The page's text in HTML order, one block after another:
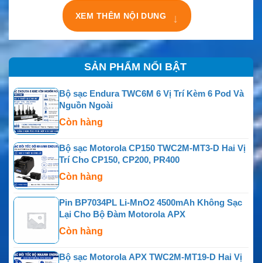
XEM THÊM NỘI DUNG ↓
SẢN PHẨM NỔI BẬT
Bộ sạc Endura TWC6M 6 Vị Trí Kèm 6 Pod Và
Nguồn Ngoài
Còn hàng
Bộ sạc Motorola CP150 TWC2M-MT3-D Hai Vị
Trí Cho CP150, CP200, PR400
Còn hàng
Pin BP7034PL Li-MnO2 4500mAh Không Sạc
Lại Cho Bộ Đàm Motorola APX
Còn hàng
Bộ sạc Motorola APX TWC2M-MT19-D Hai Vị